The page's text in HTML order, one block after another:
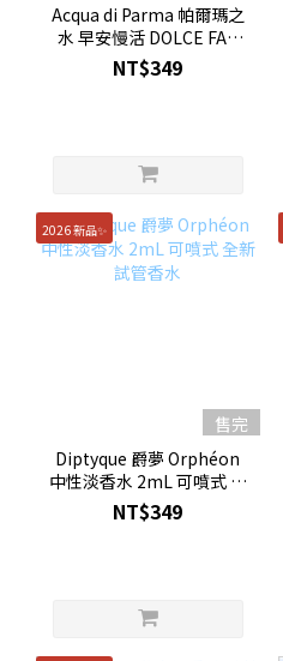
Acqua di Parma 帕爾瑪之
水 早安慢活 DOLCE FAR
NIENTE 中性淡香精
1.5mL 可噴式 試管香水 全
NT$349
2026 新品✨
售完
Diptyque 爵夢 Orphéon
中性淡香水 2mL 可噴式 全
新 試管香水
NT$349